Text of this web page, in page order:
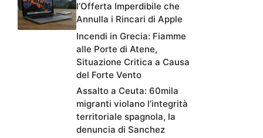
l’Offerta Imperdibile che
Annulla i Rincari di Apple
Incendi in Grecia: Fiamme
alle Porte di Atene,
Situazione Critica a Causa
del Forte Vento
Assalto a Ceuta: 60mila
migranti violano l’integrità
territoriale spagnola, la
denuncia di Sanchez